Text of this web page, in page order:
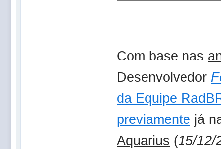
Com base nas
Desenvolvedor
da Equipe
previamente já
Aquarius (15/12/